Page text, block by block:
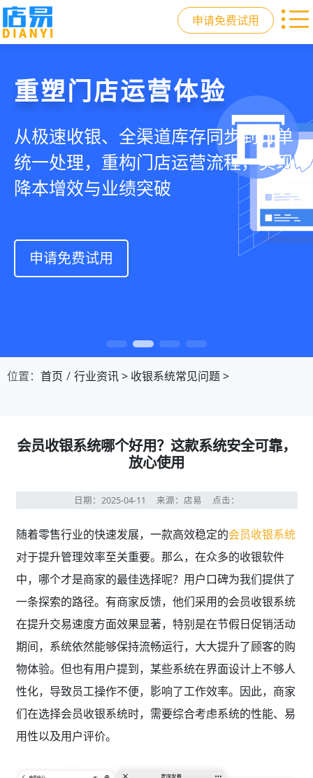
申请免费试用
门店收银，就用店易
智慧收银+商品库存+会员增长+小程序
商城，一套系统解决开店管店及业绩
增长难题
申请免费试用
重塑门店运营体验
从极速收银、全渠道库存同步到订单
统一处理，重构门店运营流程，实现
降本增效与业绩突破
申请免费试用
驱动私域会员增长
从支付即会员、精准营销到优惠券互
通，驱动私域流量沉淀和会员复购，
提升忠诚度和营销效果
申请免费试用
快速拓展生意边界
借助小程序商城、线上引流到线下售
后，打通全域销售渠道，拓展生意边
界，提升顾客体验
申请免费试用
位置： 首页 行业资讯> 收银系统常见问题>
会员收银系统哪个好用？这款系统安全可靠，
放心使用
日期：2025-04-11 来源：店易 点击：
随着零售行业的快速发展，一款高效稳定的会员收银系统
对于提升管理效率至关重要。那么，在众多的收银软件
中，哪个才是商家的最佳选择呢？用户口碑为我们提供了
一条探索的路径。有商家反馈，他们采用的会员收银系统
在提升交易速度方面效果显著，特别是在节假日促销活动
期间，系统依然能够保持流畅运行，大大提升了顾客的购
物体验。但也有用户提到，某些系统在界面设计上不够人
性化，导致员工操作不便，影响了工作效率。因此，商家
们在选择会员收银系统时，需要综合考虑系统的性能、易
用性以及用户评价。